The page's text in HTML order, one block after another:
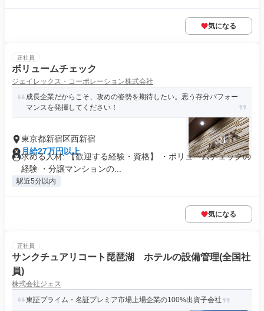
気になる
正社員
ボリュームチェック
ジェイレックス・コーポレーション株式会社
成長企業だからこそ、攻めの姿勢を期待したい。思う存分パフォー
マンスを発揮してください！
東京都新宿区西新宿
月給27万円以上
求める人材: 【歓迎する経験・資格】 ・ボリュームチェックの
経験 ・分譲マンションの...
駅近5分以内
気になる
正社員
サンクチュアリコート琵琶湖 ホテルの設備管理(全国社
員)
株式会社ジェス
東証プライム・名証プレミア市場上場企業の100%出資子会社